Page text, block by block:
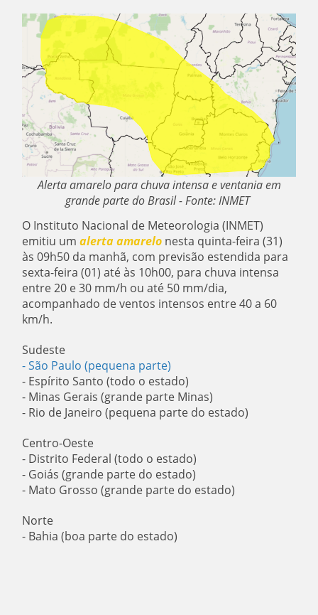
Alerta amarelo para chuva intensa e ventania em
grande parte do Brasil - Fonte: INMET
O Instituto Nacional de Meteorologia (INMET)
emitiu umalerta amarelo nesta quinta-feira (31)
às 09h50 da manhã, com previsão estendida para
sexta-feira (01) até às 10h00, para chuva intensa
entre 20 e 30 mm/h ou até 50 mm/dia,
acompanhado de ventos intensos entre 40 a 60
km/h.
Sudeste
- São Paulo (pequena parte)
- Espírito Santo (todo o estado)
- Minas Gerais (grande parte Minas)
- Rio de Janeiro (pequena parte do estado)
Centro-Oeste
- Distrito Federal (todo o estado)
- Goiás (grande parte do estado)
- Mato Grosso (grande parte do estado)
Norte
- Bahia (boa parte do estado)